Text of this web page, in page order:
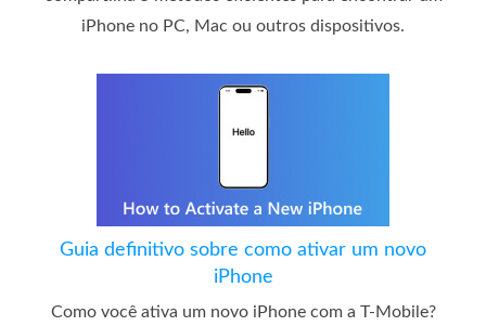
iPhone no PC, Mac ou outros dispositivos.
Guia definitivo sobre como ativar um novo
iPhone
Como você ativa um novo iPhone com a T-Mobile?